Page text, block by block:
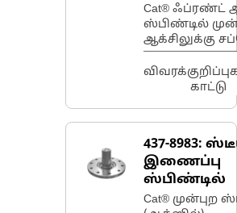
Cat® ஃப்ரண்ட்
ஸ்பிண்டில்
ஆக்சிலுக்கு
மற்றும்
வழங்குகிறது,
ஸ்டீயரிங்
காட்டு
437-8983:
இணைப்பு
ஸ்பிண்டில்
Cat® முன்புற